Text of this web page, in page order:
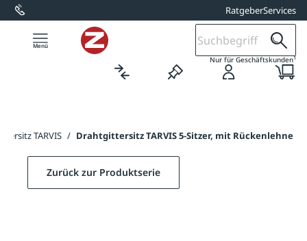
springen RatgeberServices
Nur für Geschäftskunden1
TARVIS / Drahtgittersitz TARVIS 5-Sitzer, mit Rückenlehne
Zurück zur Produktserie